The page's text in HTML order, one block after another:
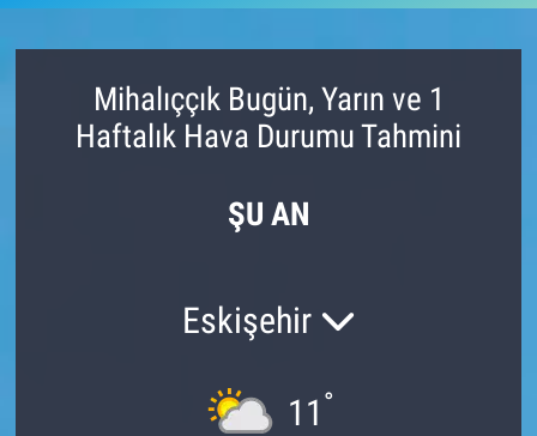
Mihalıççık Bugün, Yarın ve 1
Haftalık Hava Durumu Tahmini
ŞU AN
Eskişehir
11 °
Ekonomi-Finans
Yaşam
Namaz Vakitleri
Süper Lig Puan Durumu ve Fikstür